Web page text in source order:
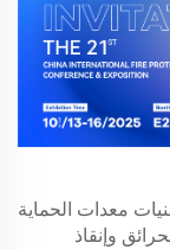
والمعرض الدولي الصيني الـ21 لتقنيات معدات الحماية
وإنقاذ